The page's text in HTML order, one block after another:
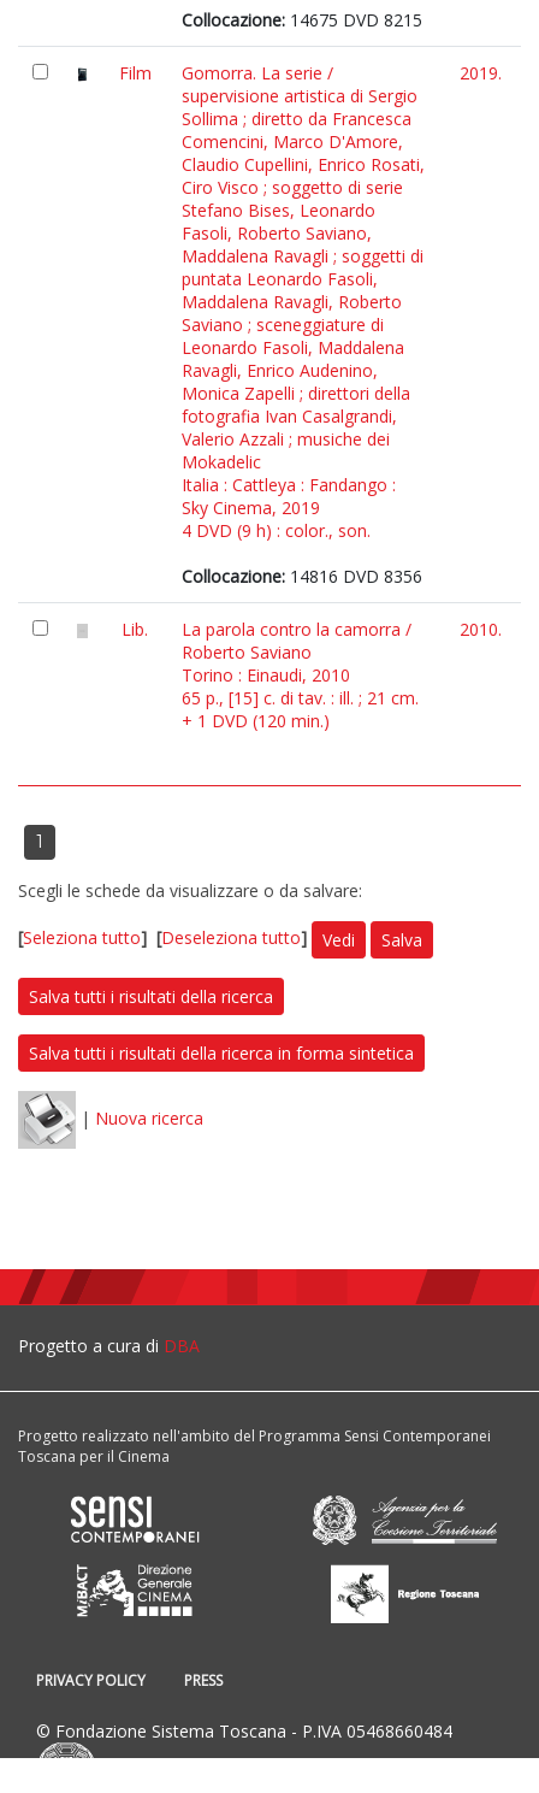
Collocazione: 14675 DVD 8215
Film
Gomorra. La serie /
supervisione artistica di Sergio
Sollima ; diretto da Francesca
Comencini, Marco D'Amore,
Claudio Cupellini, Enrico Rosati,
Ciro Visco ; soggetto di serie
Stefano Bises, Leonardo
Fasoli, Roberto Saviano,
Maddalena Ravagli ; soggetti di
puntata Leonardo Fasoli,
Maddalena Ravagli, Roberto
Saviano ; sceneggiature di
Leonardo Fasoli, Maddalena
Ravagli, Enrico Audenino,
Monica Zapelli ; direttori della
fotografia Ivan Casalgrandi,
Valerio Azzali ; musiche dei
Mokadelic
Italia : Cattleya : Fandango :
Sky Cinema, 2019
4 DVD (9 h) : color., son.
Collocazione: 14816 DVD 8356
2019.
Lib.
La parola contro la camorra /
Roberto Saviano
Torino : Einaudi, 2010
65 p., [15] c. di tav. : ill. ; 21 cm.
+ 1 DVD (120 min.)
2010.
1
Scegli le schede da visualizzare o da salvare:
[Seleziona tutto] [Deseleziona tutto] Vedi Salva
Salva tutti i risultati della ricerca
Salva tutti i risultati della ricerca in forma sintetica
| Nuova ricerca
Progetto a cura di DBA
Progetto realizzato nell'ambito del Programma Sensi Contemporanei
Toscana per il Cinema
PRIVACY POLICY PRESS
© Fondazione Sistema Toscana - P.IVA 05468660484